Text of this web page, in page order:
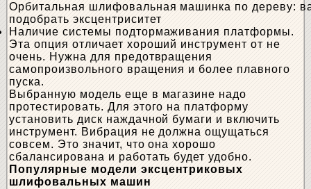
Орбитальная шлифовальная машинка по дереву:
подобрать эксцентриситет
Наличие системы подтормаживания платформы.
Эта опция отличает хороший инструмент от не
очень. Нужна для предотвращения
самопроизвольного вращения и более плавного
пуска.
Выбранную модель еще в магазине надо
протестировать. Для этого на платформу
установить диск наждачной бумаги и включить
инструмент. Вибрация не должна ощущаться
совсем. Это значит, что она хорошо
сбалансирована и работать будет удобно.
Популярные модели эксцентриковых
шлифовальных машин